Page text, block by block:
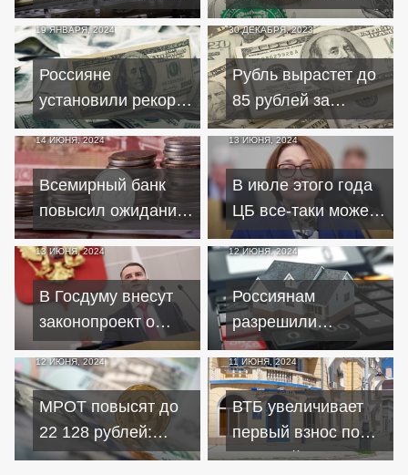
уровне16%:
санкции и арест
активов усиливают
напряжение
доллар при
продолжении
продажи валютной
выручки
19 ЯНВАРЯ, 2024
Россияне
установили рекорд
по покупке валюты
в декабре
30 ДЕКАБРЯ, 2023
Рубль вырастет до
85 рублей за
доллар к началу
2024 года - прогноз
аналитиков
14 ИЮНЯ, 2024
Всемирный банк
повысил ожидания
роста экономики
России
13 ИЮНЯ, 2024
В июле этого года
ЦБ все-таки может
повысить ключевую
ставку до 17-18%
13 ИЮНЯ, 2024
В Госдуму внесут
законопроект о
размере зарплаты
после вычета
налогов
12 ИЮНЯ, 2024
Россиянам
разрешили
самостоятельно
продавать
заложенное
имущество по
ипотеке
12 ИЮНЯ, 2024
МРОТ повысят до
22 128 рублей:
влияние на
11 ИЮНЯ, 2024
ВТБ увеличивает
первый взнос по
льготной ипотеке